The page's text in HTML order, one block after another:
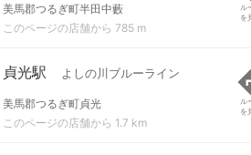
美馬郡つるぎ町半田中藪
このページの店舗から 785 m
ル
を
貞光駅 よしの川ブルーライン
美馬郡つるぎ町貞光
このページの店舗から 1.7 km
ル
を